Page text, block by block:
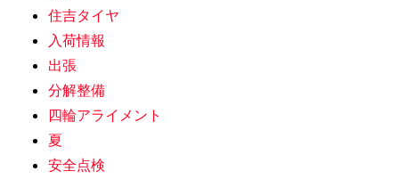
住吉タイヤ
入荷情報
出張
分解整備
四輪アライメント
夏
安全点検